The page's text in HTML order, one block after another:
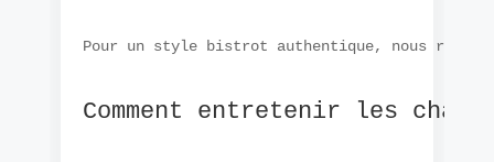
Pour un style bistrot authentique, nous
Comment entretenir les